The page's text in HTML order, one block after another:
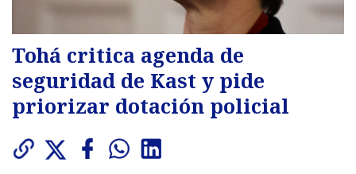
Tohá critica agenda de
seguridad de Kast y pide
priorizar dotación policial